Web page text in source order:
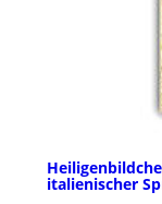
italienischer